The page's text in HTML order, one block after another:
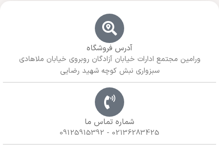
آدرس فروشگاه
ورامین مجتمع ادارات خیابان آزادگان روبروی خیابان ملاهادی
سبزواری نبش کوچه شهید رضایی
شماره تماس ما
02136283425 - 09125915392